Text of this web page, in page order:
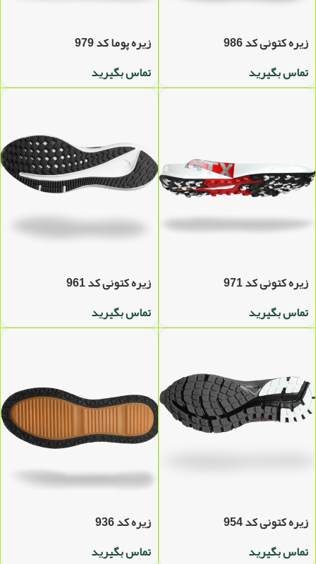
زیره کتونی کد 986
تماس بگیرید
زیره پوما کد 979
تماس بگیرید
زیره کتونی کد 971
تماس بگیرید
زیره کتونی کد 961
تماس بگیرید
زیره کتونی کد 954
تماس بگیرید
زیره کد 936
تماس بگیرید